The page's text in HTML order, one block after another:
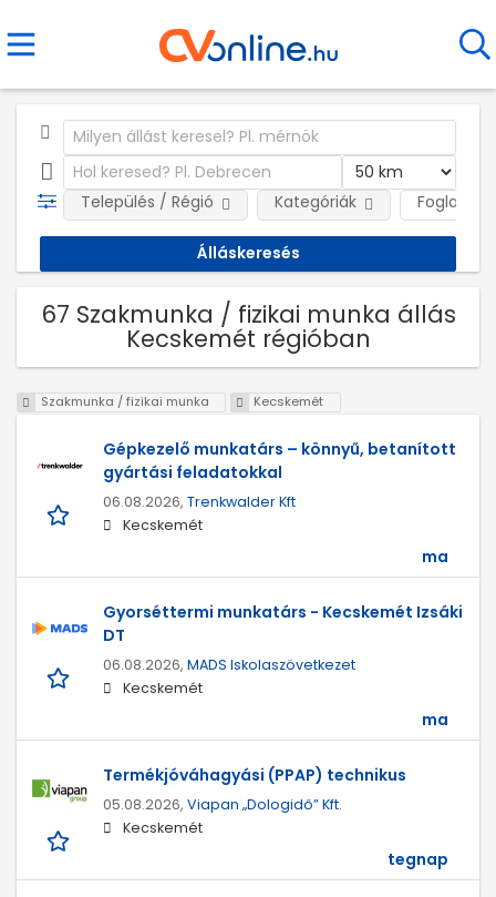
Település / Régió Kategóriák
67 Szakmunka / fizikai munka állás
Kecskemét régióban
Szakmunka / fizikai munka Kecskemét
Gépkezelő munkatárs – könnyű, betanított
gyártási feladatokkal
06.08.2026, Trenkwalder Kft
Kecskemét
ma
Gyorséttermi munkatárs - Kecskemét Izsáki
DT
06.08.2026, MADS Iskolaszövetkezet
Kecskemét
ma
Termékjóváhagyási (PPAP) technikus
05.08.2026, Viapan „Dologidő” Kft.
Kecskemét
tegnap